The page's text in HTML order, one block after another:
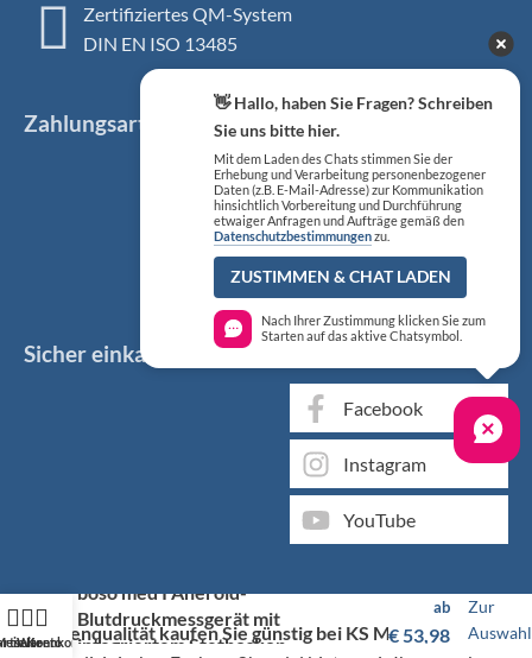
Zertifiziertes QM-System
DIN EN ISO 13485
Zahlungsarten
Sicher einkaufen
Facebook
Instagram
YouTube
Markenqualität kaufen Sie günstig bei KS Medizintechnik
Konto
Warenkorb
boso med I Aneroid-
Blutdruckmessgerät mit
integriertem Stethoskop
ab
€53,98
Zur
Auswahl
👋 Hallo, haben Sie Fragen? Schreiben
Sie uns bitte hier.
Mit dem Laden des Chats stimmen Sie der
Erhebung und Verarbeitung personenbezogener
Daten (z.B. E-Mail-Adresse) zur Kommunikation
hinsichtlich Vorbereitung und Durchführung
etwaiger Anfragen und Aufträge gemäß den
Datenschutzbestimmungenzu.
ZUSTIMMEN & CHAT LADEN
Nach Ihrer Zustimmung klicken Sie zum
Starten auf das aktive Chatsymbol.